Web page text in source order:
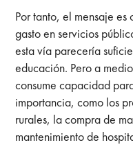
Por tanto, el mensaje
gasto en servicios
esta vía parecería
educación. Pero a
consume capacidad
importancia, como los
rurales, la compra de
mantenimiento de